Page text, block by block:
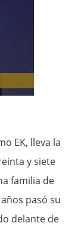
EK, lleva la
y siete
familia de
pasó su
delante de